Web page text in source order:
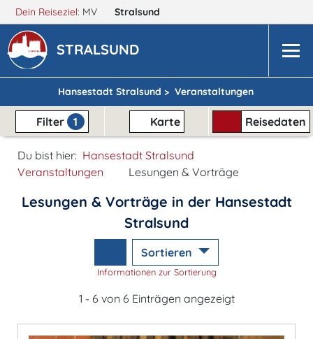
Dein Reiseziel: MV Stralsund
STRALSUND
Hansestadt Stralsund > Veranstaltungen
Filter 1 Karte Reisedaten
Du bist hier: Hansestadt Stralsund
Veranstaltungen
Lesungen & Vorträge
Lesungen & Vorträge in der Hansestadt
Stralsund
Sortieren
Informationen zur Sortierung
1 - 6 von 6 Einträgen angezeigt